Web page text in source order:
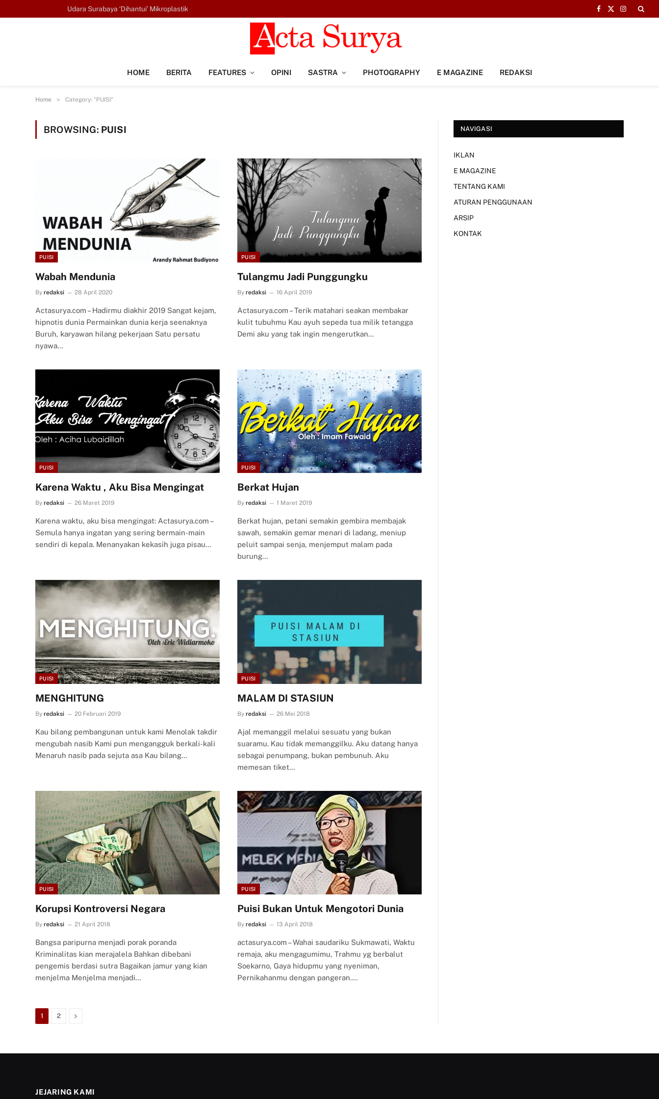
Udara Surabaya ‘Dihantui’ Mikroplastik
Facebook
X
Instagram
HOME BERITA FEATURES OPINI SASTRA PHOTOGRAPHY E MAGAZINE REDAKSI
Home » Category: "PUISI"
BROWSING: PUISI
PUISI
Wabah Mendunia
By redaksi 28 April 2020
Actasurya.com – Hadirmu diakhir 2019 Sangat kejam,
hipnotis dunia Permainkan dunia kerja seenaknya
Buruh, karyawan hilang pekerjaan Satu persatu
nyawa…
PUISI
Tulangmu Jadi Punggungku
By redaksi 16 April 2019
Actasurya.com – Terik matahari seakan membakar
kulit tubuhmu Kau ayuh sepeda tua milik tetangga
Demi aku yang tak ingin mengerutkan…
PUISI
Karena Waktu , Aku Bisa Mengingat
By redaksi 26 Maret 2019
Karena waktu, aku bisa mengingat: Actasurya.com –
Semula hanya ingatan yang sering bermain-main
sendiri di kepala. Menanyakan kekasih juga pisau…
PUISI
Berkat Hujan
By redaksi 1 Maret 2019
Berkat hujan, petani semakin gembira membajak
sawah, semakin gemar menari di ladang, meniup
peluit sampai senja, menjemput malam pada
burung…
PUISI
MENGHITUNG
By redaksi 20 Februari 2019
Kau bilang pembangunan untuk kami Menolak takdir
mengubah nasib Kami pun mengangguk berkali-kali
Menaruh nasib pada sejuta asa Kau bilang…
PUISI
MALAM DI STASIUN
By redaksi 26 Mei 2018
Ajal memanggil melalui sesuatu yang bukan
suaramu. Kau tidak memanggilku. Aku datang hanya
sebagai penumpang, bukan pembunuh. Aku
memesan tiket…
PUISI
Korupsi Kontroversi Negara
By redaksi 21 April 2018
Bangsa paripurna menjadi porak poranda
Kriminalitas kian merajalela Bahkan dibebani
pengemis berdasi sutra Bagaikan jamur yang kian
menjelma Menjelma menjadi…
PUISI
Puisi Bukan Untuk Mengotori Dunia
By redaksi 13 April 2018
actasurya.com – Wahai saudariku Sukmawati, Waktu
remaja, aku mengagumimu, Trahmu yg berbalut
Soekarno, Gaya hidupmu yang nyeniman,
Pernikahanmu dengan pangeran.…
1 2 Next
NAVIGASI
IKLAN
E MAGAZINE
TENTANG KAMI
ATURAN PENGGUNAAN
ARSIP
KONTAK
JEJARING KAMI